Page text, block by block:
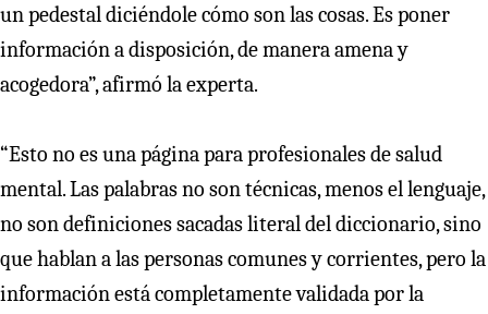
un pedestal diciéndole cómo son las cosas. Es poner
información a disposición, de manera amena y
acogedora”, afirmó la experta.
“Esto no es una página para profesionales de salud
mental. Las palabras no son técnicas, menos el lenguaje,
no son definiciones sacadas literal del diccionario, sino
que hablan a las personas comunes y corrientes, pero la
información está completamente validada por la